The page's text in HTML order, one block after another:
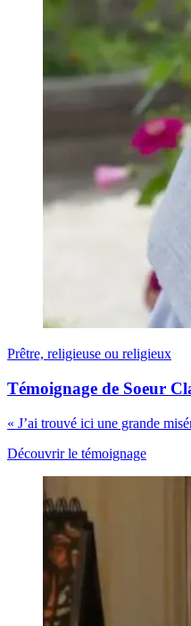
Prêtre, religieuse ou religieux
Témoignage de Soeur
« J’ai trouvé ici une grande
Découvrir le témoignage